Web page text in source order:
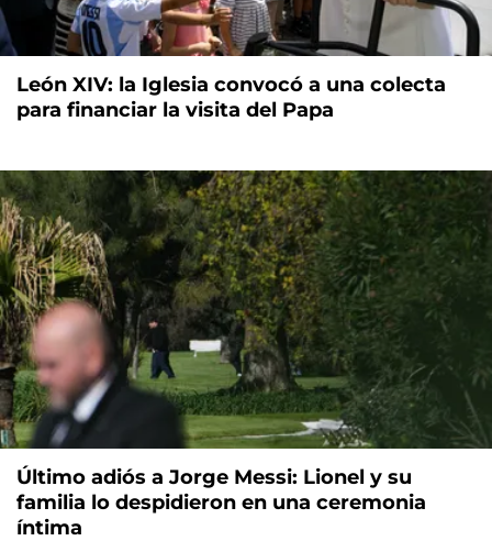
León XIV: la Iglesia convocó a una colecta
para financiar la visita del Papa
Último adiós a Jorge Messi: Lionel y su
familia lo despidieron en una ceremonia
íntima